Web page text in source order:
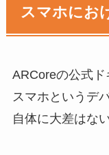
スマホにお
ARCoreの公式ド
スマホというデ
自体に大差はな